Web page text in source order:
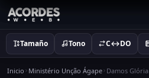
Tamaño Tono C↔DO
Inicio Ministério Unção Ágape Damos Glória